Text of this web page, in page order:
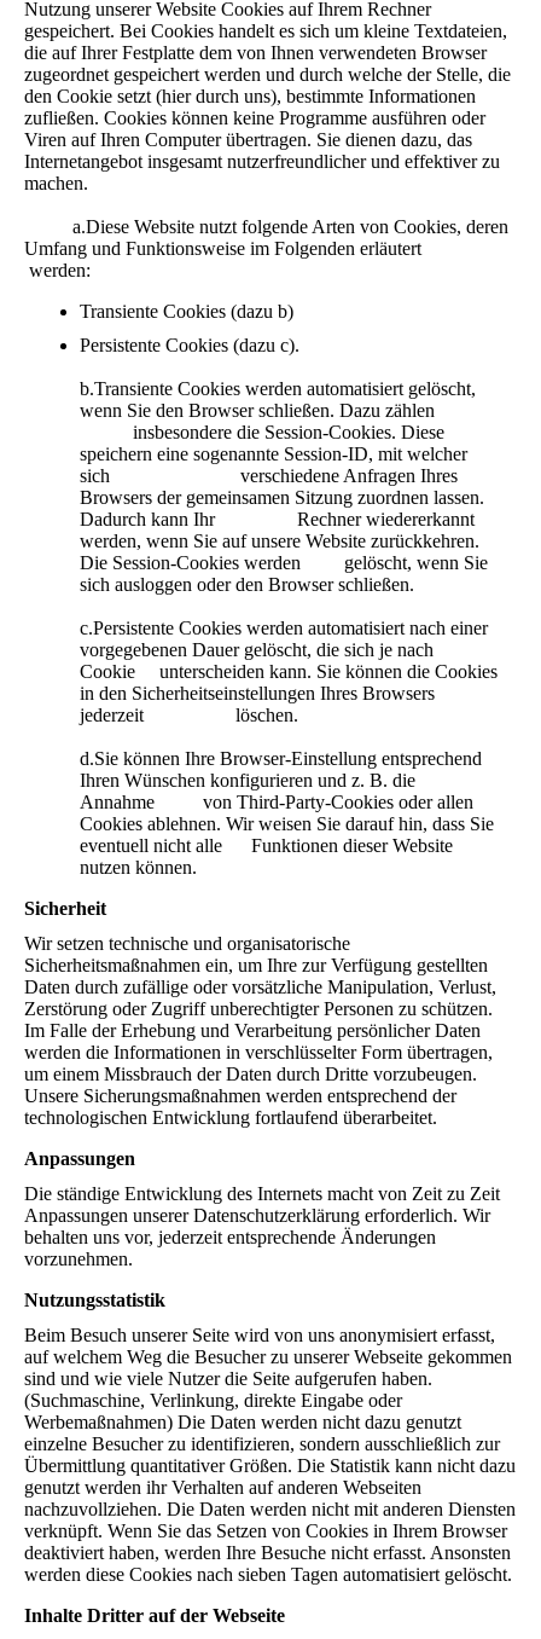
Nutzung unserer Website Cookies auf Ihrem Rechner
gespeichert. Bei Cookies handelt es sich um kleine Textdateien,
die auf Ihrer Festplatte dem von Ihnen verwendeten Browser
zugeordnet gespeichert werden und durch welche der Stelle, die
den Cookie setzt (hier durch uns), bestimmte Informationen
zufließen. Cookies können keine Programme ausführen oder
Viren auf Ihren Computer übertragen. Sie dienen dazu, das
Internetangebot insgesamt nutzerfreundlicher und effektiver zu
machen.
a.Diese Website nutzt folgende Arten von Cookies, deren
Umfang und Funktionsweise im Folgenden erläutert
werden:
Transiente Cookies (dazu b)
Persistente Cookies (dazu c).
b.Transiente Cookies werden automatisiert gelöscht,
wenn Sie den Browser schließen. Dazu zählen
insbesondere die Session-Cookies. Diese
speichern eine sogenannte Session-ID, mit welcher
sich verschiedene Anfragen Ihres
Browsers der gemeinsamen Sitzung zuordnen lassen.
Dadurch kann Ihr Rechner wiedererkannt
werden, wenn Sie auf unsere Website zurückkehren.
Die Session-Cookies werden gelöscht, wenn Sie
sich ausloggen oder den Browser schließen.
c.Persistente Cookies werden automatisiert nach einer
vorgegebenen Dauer gelöscht, die sich je nach
Cookie unterscheiden kann. Sie können die Cookies
in den Sicherheitseinstellungen Ihres Browsers
jederzeit löschen.
d.Sie können Ihre Browser-Einstellung entsprechend
Ihren Wünschen konfigurieren und z. B. die
Annahme von Third-Party-Cookies oder allen
Cookies ablehnen. Wir weisen Sie darauf hin, dass Sie
eventuell nicht alle Funktionen dieser Website
nutzen können.
Sicherheit
Wir setzen technische und organisatorische
Sicherheitsmaßnahmen ein, um Ihre zur Verfügung gestellten
Daten durch zufällige oder vorsätzliche Manipulation, Verlust,
Zerstörung oder Zugriff unberechtigter Personen zu schützen.
Im Falle der Erhebung und Verarbeitung persönlicher Daten
werden die Informationen in verschlüsselter Form übertragen,
um einem Missbrauch der Daten durch Dritte vorzubeugen.
Unsere Sicherungsmaßnahmen werden entsprechend der
technologischen Entwicklung fortlaufend überarbeitet.
Anpassungen
Die ständige Entwicklung des Internets macht von Zeit zu Zeit
Anpassungen unserer Datenschutzerklärung erforderlich. Wir
behalten uns vor, jederzeit entsprechende Änderungen
vorzunehmen.
Nutzungsstatistik
Beim Besuch unserer Seite wird von uns anonymisiert erfasst,
auf welchem Weg die Besucher zu unserer Webseite gekommen
sind und wie viele Nutzer die Seite aufgerufen haben.
(Suchmaschine, Verlinkung, direkte Eingabe oder
Werbemaßnahmen) Die Daten werden nicht dazu genutzt
einzelne Besucher zu identifizieren, sondern ausschließlich zur
Übermittlung quantitativer Größen. Die Statistik kann nicht dazu
genutzt werden ihr Verhalten auf anderen Webseiten
nachzuvollziehen. Die Daten werden nicht mit anderen Diensten
verknüpft. Wenn Sie das Setzen von Cookies in Ihrem Browser
deaktiviert haben, werden Ihre Besuche nicht erfasst. Ansonsten
werden diese Cookies nach sieben Tagen automatisiert gelöscht.
Inhalte Dritter auf der Webseite